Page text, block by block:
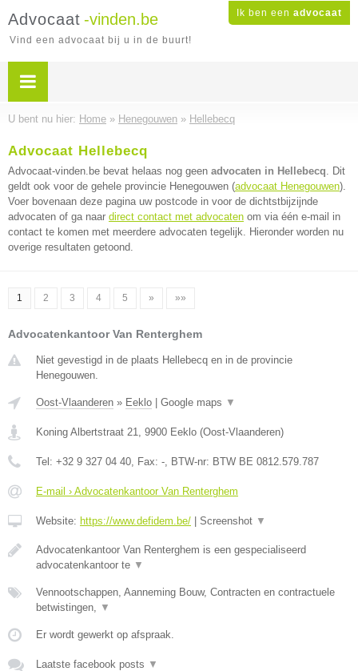
Ik ben een advocaat
Advocaat -vinden.be
Vind een advocaat bij u in de buurt!
U bent nu hier: Home » Henegouwen » Hellebecq
Advocaat Hellebecq
Advocaat-vinden.be bevat helaas nog geen advocaten in Hellebecq. Dit
geldt ook voor de gehele provincie Henegouwen (advocaat Henegouwen).
Voer bovenaan deze pagina uw postcode in voor de dichtstbijzijnde
advocaten of ga naar direct contact met advocaten om via één e-mail in
contact te komen met meerdere advocaten tegelijk. Hieronder worden nu
overige resultaten getoond.
1 2 3 4 5 » »»
Advocatenkantoor Van Renterghem
Niet gevestigd in de plaats Hellebecq en in de provincie
Henegouwen.
Oost-Vlaanderen » Eeklo Google maps ▼
Koning Albertstraat 21, 9900 Eeklo (Oost-Vlaanderen)
Tel: +32 9 327 04 40, Fax: -, BTW-nr: BTW BE 0812.579.787
E-mail › Advocatenkantoor Van Renterghem
Website: https://www.defidem.be/ Screenshot ▼
Advocatenkantoor Van Renterghem is een gespecialiseerd
advocatenkantoor te ▼
Vennootschappen, Aanneming Bouw, Contracten en contractuele
betwistingen, ▼
Er wordt gewerkt op afspraak.
Laatste facebook posts ▼